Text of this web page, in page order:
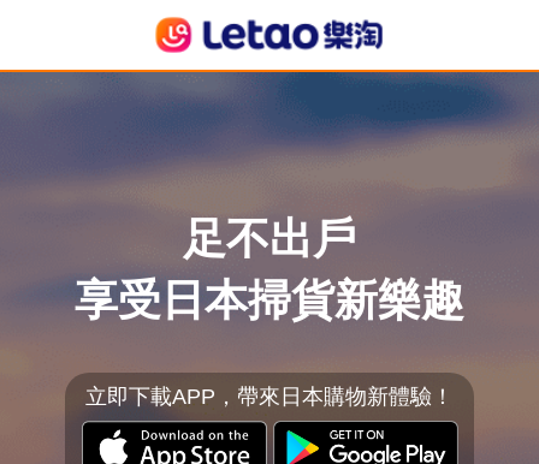
足不出戶
享受日本掃貨新樂趣
立即下載APP，帶來日本購物新體驗！